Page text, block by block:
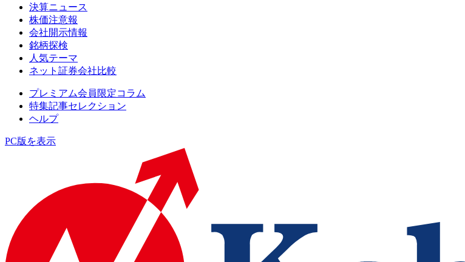
決算ニュース
株価注意報
会社開示情報
銘柄探検
人気テーマ
ネット証券会社比較
プレミアム会員限定コラム
特集記事セレクション
ヘルプ
PC版を表示